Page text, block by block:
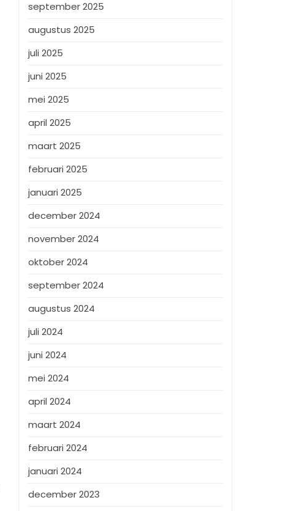
september 2025
augustus 2025
juli 2025
juni 2025
mei 2025
april 2025
maart 2025
februari 2025
januari 2025
december 2024
november 2024
oktober 2024
september 2024
augustus 2024
juli 2024
juni 2024
mei 2024
april 2024
maart 2024
februari 2024
januari 2024
december 2023